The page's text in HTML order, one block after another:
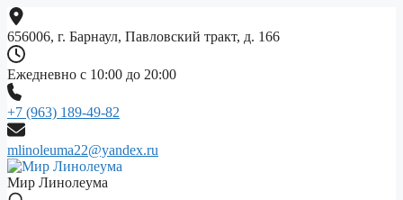
Перейти
к
содержимому
656006, г. Барнаул, Павловский тракт, д. 166
Ежедневно с 10:00 до 20:00
+7 (963) 189-49-82
mlinoleuma22@yandex.ru
Мир Линолеума